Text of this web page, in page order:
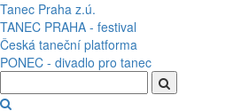
Přejít k hlavnímu obsahu
Tanec Praha z.ú.
TANEC PRAHA - festival
Česká taneční platforma
PONEC - divadlo pro tanec